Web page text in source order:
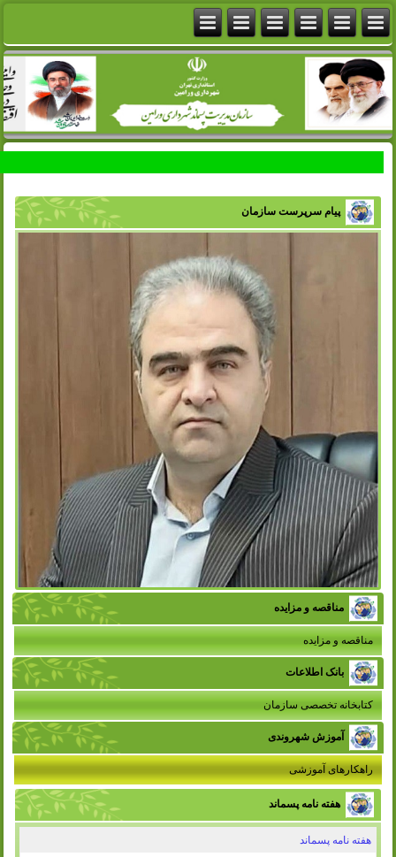
پیام سرپرست سازمان
مناقصه و مزایده
مناقصه و مزایده
بانک اطلاعات
کتابخانه تخصصی سازمان
آموزش شهروندی
راهکارهای آموزشی
هفته نامه پسماند
هفته نامه پسماند